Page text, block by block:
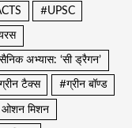
#UPSC
अभ्यास: ‘सी ड्रैगन’
टैक्स #ग्रीन बॉण्ड
ओशन मिशन